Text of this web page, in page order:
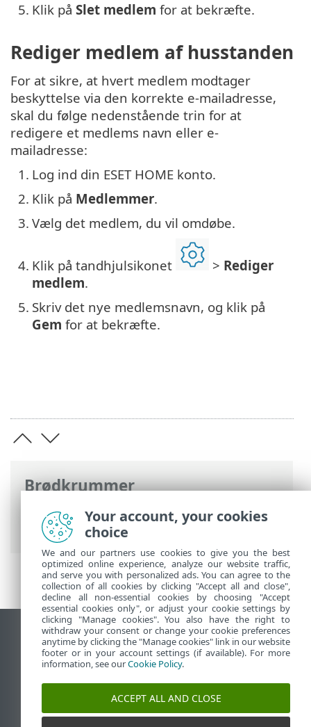
Brødkrummer
ESET-onlinehjælp>ESET HOME >Arbejd
med ESET HOME> Medlemmer
5. Klik på Slet medlem for at bekræfte.
Rediger medlem af husstanden
For at sikre, at hvert medlem modtager
beskyttelse via den korrekte e-mailadresse,
skal du følge nedenstående trin for at
redigere et medlems navn eller e-
mailadresse:
1. Log ind din ESET HOME konto.
2. Klik på Medlemmer.
3. Vælg det medlem, du vil omdøbe.
4. Klik på tandhjulsikonet > Rediger
medlem.
5. Skriv det nye medlemsnavn, og klik på
Gem for at bekræfte.
Vis computerwebsted
End of Life
ESET-vidensbase
ESET-forum
ESET Status Portal
Your account, your cookies
choice
We and our partners use cookies to give you the best
optimized online experience, analyze our website traffic,
and serve you with personalized ads. You can agree to the
collection of all cookies by clicking "Accept all and close",
decline all non-essential cookies by choosing "Accept
essential cookies only", or adjust your cookie settings by
clicking "Manage cookies". You also have the right to
withdraw your consent or change your cookie preferences
anytime by clicking the "Manage cookies" link in our website
footer or in your account settings (if available). For more
information, see ourCookie Policy.
ACCEPT ALL AND CLOSE